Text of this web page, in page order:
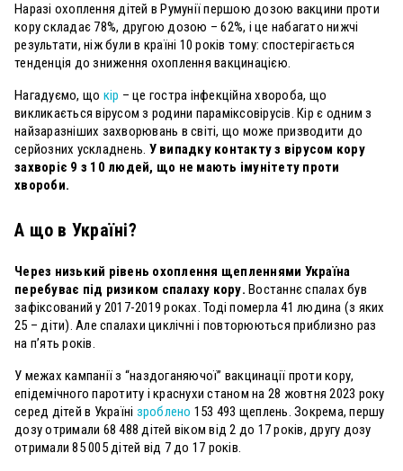
Наразі охоплення дітей в Румунії першою дозою вакцини проти
кору складає 78%, другою дозою – 62%, і це набагато нижчі
результати, ніж були в країні 10 років тому: спостерігається
тенденція до зниження охоплення вакцинацією.
Нагадуємо, що кір – це гостра інфекційна хвороба, що
викликається вірусом з родини параміксовірусів. Кір є одним з
найзаразніших захворювань в світі, що може призводити до
серйозних ускладнень. У випадку контакту з вірусом кору
захворіє 9 з 10 людей, що не мають імунітету проти
хвороби.
А що в Україні?
Через низький рівень охоплення щепленнями Україна
перебуває під ризиком спалаху кору. Востаннє спалах був
зафіксований у 2017-2019 роках. Тоді померла 41 людина (з яких
25 – діти). Але спалахи циклічні і повторюються приблизно раз
на п’ять років.
У межах кампанії з “наздоганяючої” вакцинації проти кору,
епідемічного паротиту і краснухи станом на 28 жовтня 2023 року
серед дітей в Україні зроблено 153 493 щеплень. Зокрема, першу
дозу отримали 68 488 дітей віком від 2 до 17 років, другу дозу
отримали 85 005 дітей від 7 до 17 років.